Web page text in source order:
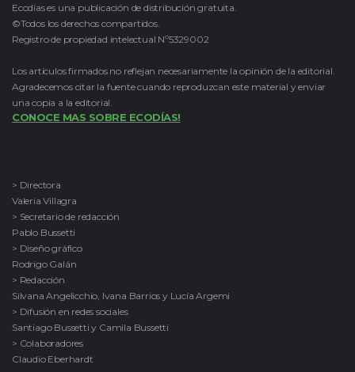
Ecodías es una publicación de distribución gratuita.
©Todos los derechos compartidos.
Registro de propiedad intelectual Nº5329002
Los artículos firmados no reflejan necesariamente la opinión de la editorial.
Agradecemos citar la fuente cuando reproduzcan este material y enviar
una copia a la editorial.
CONOCE MAS SOBRE ECODÍAS!
> Directora
Valeria Villagra
> Secretario de redacción
Pablo Bussetti
> Diseño gráfico
Rodrigo Galán
> Redacción
Silvana Angelicchio, Ivana Barrios y Lucía Argemi
> Difusión en redes sociales
Santiago Bussetti y Camila Bussetti
> Colaboradores
Claudio Eberhardt